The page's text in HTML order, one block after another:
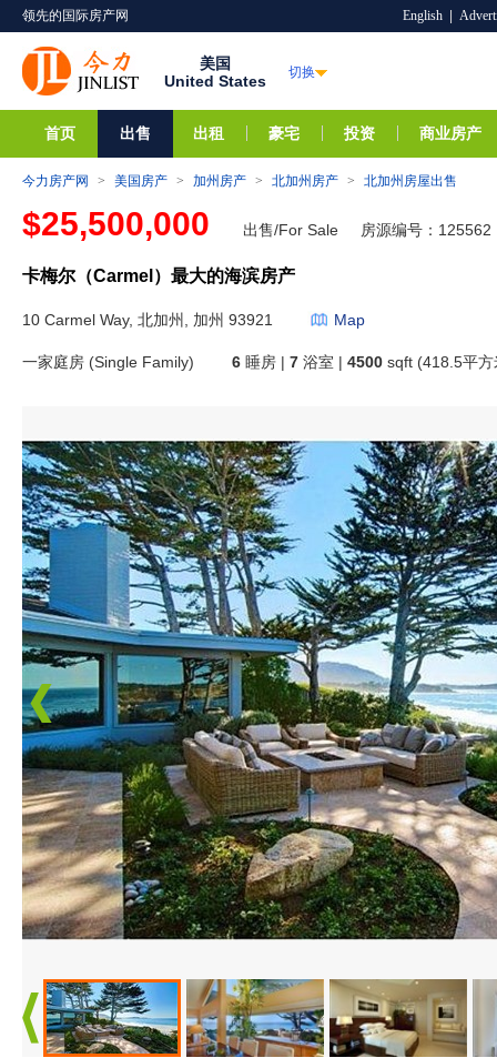
领先的国际房产网 English
美国
United States
切换
首页 出售 出租 豪宅 投资 商业房产
今力房产网 > 美国房产 > 加州房产 > 北加州房产 > 北加州房屋出售
$25,500,000 出售/For Sale 房源编号：125562
卡梅尔（Carmel）最大的海滨房产
10 Carmel Way, 北加州, 加州 93921 Map
一家庭房 (Single Family) 6 睡房 | 7 浴室 | 4500 sqft (418.5平方